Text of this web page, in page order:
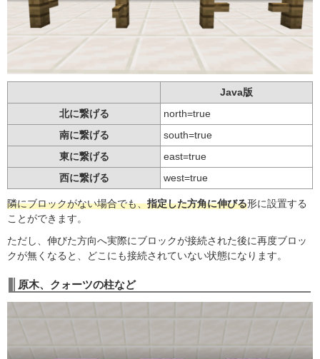
Java版
北に繋げる
north=true
南に繋げる
south=true
東に繋げる
east=true
西に繋げる
west=true
隣にブロックがない場合でも、指定した方角に伸びる形に設置する
ことができます。
ただし、伸びた方向へ実際にブロックが接続された後に再度ブロッ
クが無くなると、どこにも接続されていない状態になります。
原木、クォーツの柱など